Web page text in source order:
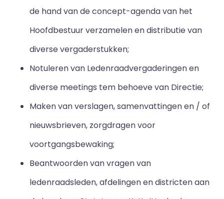
de hand van de concept-agenda van het
Hoofdbestuur verzamelen en distributie van
diverse vergaderstukken;
Notuleren van Ledenraadvergaderingen en
diverse meetings tem behoeve van Directie;
Maken van verslagen, samenvattingen en / of
nieuwsbrieven, zorgdragen voor
voortgangsbewaking;
Beantwoorden van vragen van
ledenraadsleden, afdelingen en districten aan